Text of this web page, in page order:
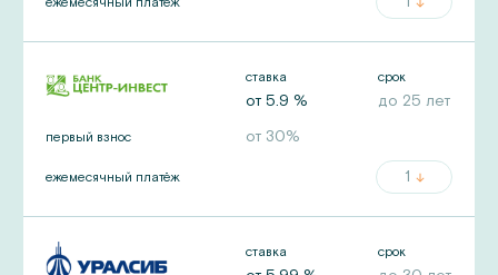
ставка
от 5.9 %
срок
до 25 лет
первый взнос от 30%
ежемесячный платёж 1
ставка срок